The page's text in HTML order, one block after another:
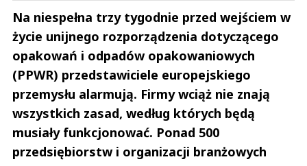
Na niespełna trzy tygodnie przed wejściem w
życie unijnego rozporządzenia dotyczącego
opakowań i odpadów opakowaniowych
(PPWR) przedstawiciele europejskiego
przemysłu alarmują. Firmy wciąż nie znają
wszystkich zasad, według których będą
musiały funkcjonować. Ponad 500
przedsiębiorstw i organizacji branżowych